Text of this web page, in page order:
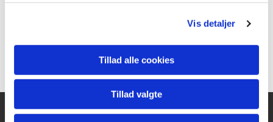
Vis detaljer
Tillad alle cookies
Tillad valgte